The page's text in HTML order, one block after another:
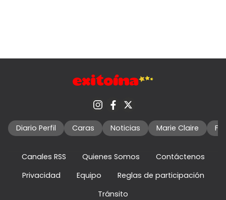
Diario Perfil Caras Noticias Marie Claire
Canales RSS Quienes Somos
Contáctenos
Privacidad
Equipo
Reglas de participación
Tránsito